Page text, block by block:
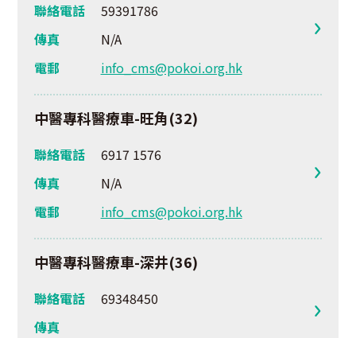
聯絡電話
59391786
傳真
N/A
電郵
info_cms@pokoi.org.hk
中醫專科醫療車-旺角(32)
聯絡電話
6917 1576
傳真
N/A
電郵
info_cms@pokoi.org.hk
中醫專科醫療車-深井(36)
聯絡電話
69348450
傳真